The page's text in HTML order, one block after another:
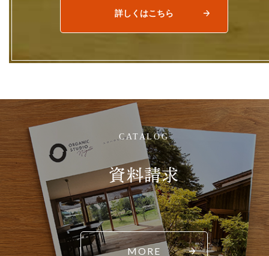
詳しくはこちら
CATALOG
資料請求
MORE